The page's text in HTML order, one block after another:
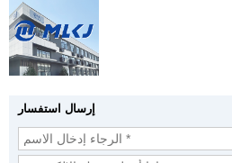
إرسال استفسار